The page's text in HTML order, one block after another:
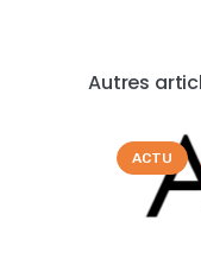
Autres
ACTU